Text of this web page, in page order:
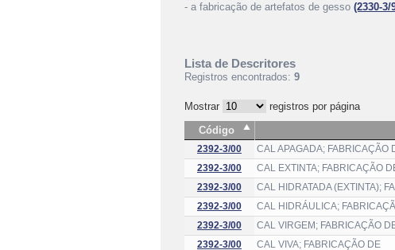
- a fabricação de artefatos de gesso (2330-3/
Lista de Descritores
Registros encontrados: 9
Mostrar
registros por página
Código
2392-3/00
CAL APAGADA; FABRICAÇÃO
2392-3/00
CAL EXTINTA; FABRICAÇÃO
2392-3/00
CAL HIDRATADA (EXTINTA);
2392-3/00
CAL HIDRÁULICA;
2392-3/00
CAL VIRGEM; FABRICAÇÃO
2392-3/00
CAL VIVA; FABRICAÇÃO DE